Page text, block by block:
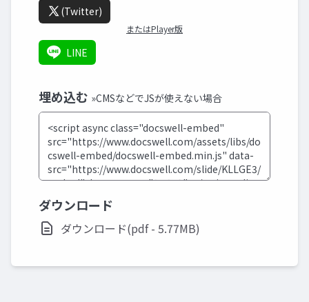
(Twitter)
またはPlayer版
LINE
埋め込む »CMSなどでJSが使えない場合
ダウンロード
ダウンロード(pdf - 5.77MB)